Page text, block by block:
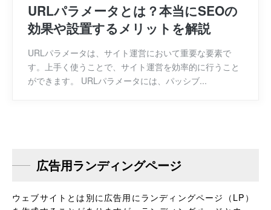
URLパラメータとは？本当にSEOの
効果や設置するメリットを解説
URLパラメータは、サイト運営において重要な要素で
す。上手く使うことで、サイト運営を効率的に行うこと
ができます。 URLパラメータには、パッシブ...
広告用ランディングページ
ウェブサイトとは別に広告用にランディングページ（LP）